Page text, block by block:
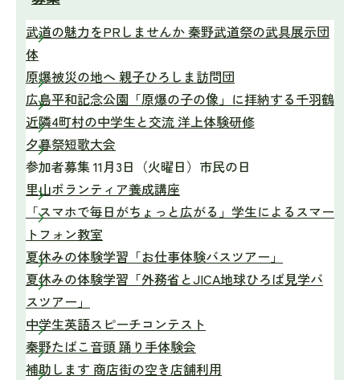
武道の魅力をPRしませんか 秦野武道祭の武具展示団
体
原爆被災の地へ 親子ひろしま訪問団
広島平和記念公園「原爆の子の像」に拝納する千羽鶴
近隣4町村の中学生と交流 洋上体験研修
夕暮祭短歌大会
参加者募集 11月3日（火曜日）市民の日
里山ボランティア養成講座
「スマホで毎日がちょっと広がる」学生によるスマー
トフォン教室
夏休みの体験学習「お仕事体験バスツアー」
夏休みの体験学習「外務省とJICA地球ひろば見学バ
スツアー」
中学生英語スピーチコンテスト
秦野たばこ音頭 踊り手体験会
補助します 商店街の空き店舗利用